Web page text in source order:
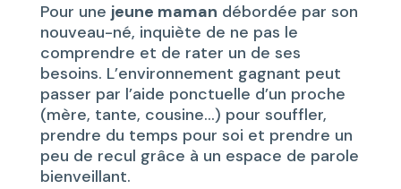
Pour une jeune maman débordée par son
nouveau-né, inquiète de ne pas le
comprendre et de rater un de ses
besoins. L’environnement gagnant peut
passer par l’aide ponctuelle d’un proche
(mère, tante, cousine…) pour souffler,
prendre du temps pour soi et prendre un
peu de recul grâce à un espace de parole
bienveillant.